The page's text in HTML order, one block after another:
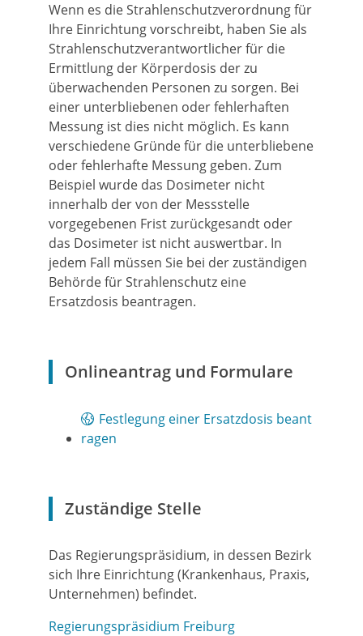
Wenn es die Strahlenschutzverordnung für
Ihre Einrichtung vorschreibt, haben Sie als
Strahlenschutzverantwortlicher für die
Ermittlung der Körperdosis der zu
überwachenden Personen zu sorgen. Bei
einer unterbliebenen oder fehlerhaften
Messung ist dies nicht möglich. Es kann
verschiedene Gründe für die unterbliebene
oder fehlerhafte Messung geben. Zum
Beispiel wurde das Dosimeter nicht
innerhalb der von der Messstelle
vorgegebenen Frist zurückgesandt oder
das Dosimeter ist nicht auswertbar. In
jedem Fall müssen Sie bei der zuständigen
Behörde für Strahlenschutz eine
Ersatzdosis beantragen.
Onlineantrag und Formulare
Festlegung einer Ersatzdosis beant
ragen
Zuständige Stelle
Das Regierungspräsidium, in dessen Bezirk
sich Ihre Einrichtung (Krankenhaus, Praxis,
Unternehmen) befindet.
Regierungspräsidium Freiburg